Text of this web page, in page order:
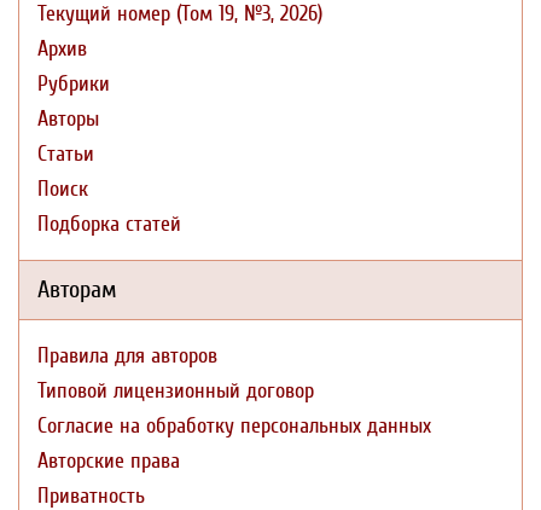
Текущий номер (Том 19, №3, 2026)
Архив
Рубрики
Авторы
Статьи
Поиск
Подборка статей
Авторам
Правила для авторов
Типовой лицензионный договор
Согласие на обработку персональных данных
Авторские права
Приватность